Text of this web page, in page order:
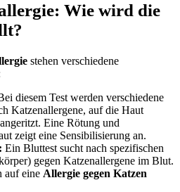
Wie wird die
stehen verschiedene
diesem Test werden verschiedene
Katzenallergene, auf die Haut
Eine Rötung und
zeigt eine Sensibilisierung an.
Ein Bluttest sucht nach spezifischen
gegen Katzenallergene im Blut.
auf eine Allergie gegen Katzen